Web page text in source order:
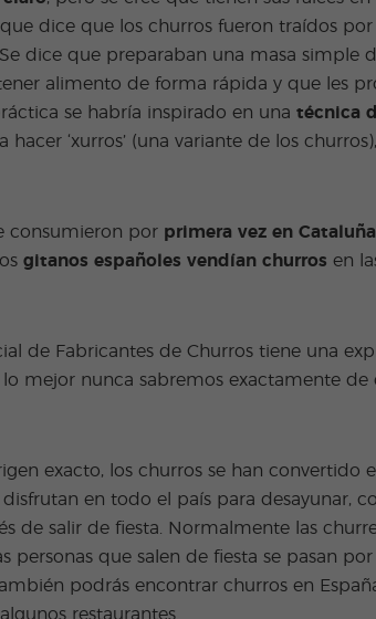
dice que los churros fueron traídos por
dice que preparaban una masa simple
alimento de forma rápida y que les
se habría inspirado en unatécnica
‘xurros’ (una variante de los
consumieron por primera vez en Cataluña
gitanos españoles vendían churros en
de Fabricantes de Churros tiene una
lo mejor nunca sabremos exactamente
exacto, los churros se han convertido
disfrutan en todo el país para desayunar,
de salir de fiesta. Normalmente las
personas que salen de fiesta se pasan
podrás encontrar churros en
restaurantes.